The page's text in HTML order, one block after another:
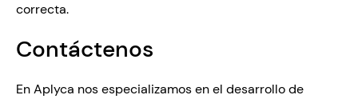
correcta.
Contáctenos
En Aplyca nos especializamos en el desarrollo de